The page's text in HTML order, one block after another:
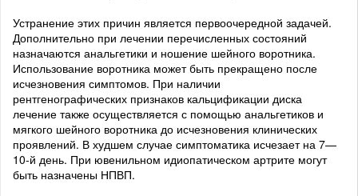
Устранение этих причин является первоочередной задачей.
Дополнительно при лечении перечисленных состояний
назначаются анальгетики и ношение шейного воротника.
Использование воротника может быть прекращено после
исчезновения симптомов. При наличии
рентгенографических признаков кальцификации диска
лечение также осуществляется с помощью анальгетиков и
мягкого шейного воротника до исчезновения клинических
проявлений. В худшем случае симптоматика исчезает на 7—
10-й день. При ювенильном идиопатическом артрите могут
быть назначены НПВП.